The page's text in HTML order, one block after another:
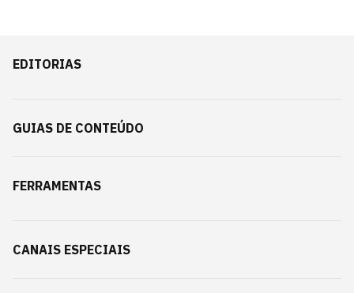
EDITORIAS
GUIAS DE CONTEÚDO
FERRAMENTAS
CANAIS ESPECIAIS